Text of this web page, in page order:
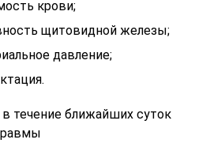
крови;
щитовидной железы;
давление;
течение ближайших суток